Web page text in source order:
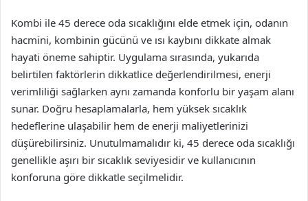
Kombi ile 45 derece oda sıcaklığını elde etmek için, odanın
hacmini, kombinin gücünü ve ısı kaybını dikkate almak
hayati öneme sahiptir. Uygulama sırasında, yukarıda
belirtilen faktörlerin dikkatlice değerlendirilmesi, enerji
verimliliği sağlarken aynı zamanda konforlu bir yaşam alanı
sunar. Doğru hesaplamalarla, hem yüksek sıcaklık
hedeflerine ulaşabilir hem de enerji maliyetlerinizi
düşürebilirsiniz. Unutulmamalıdır ki, 45 derece oda sıcaklığı
genellikle aşırı bir sıcaklık seviyesidir ve kullanıcının
konforuna göre dikkatle seçilmelidir.